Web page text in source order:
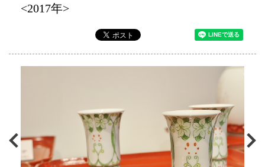
<2017年>